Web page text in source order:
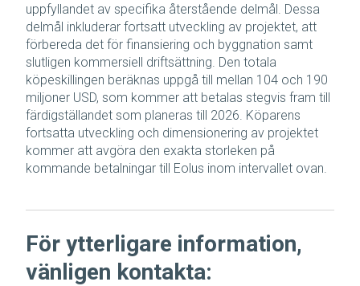
uppfyllandet av specifika återstående delmål. Dessa
delmål inkluderar fortsatt utveckling av projektet, att
förbereda det för finansiering och byggnation samt
slutligen kommersiell driftsättning. Den totala
köpeskillingen beräknas uppgå till mellan 104 och 190
miljoner USD, som kommer att betalas stegvis fram till
färdigställandet som planeras till 2026. Köparens
fortsatta utveckling och dimensionering av projektet
kommer att avgöra den exakta storleken på
kommande betalningar till Eolus inom intervallet ovan.
För ytterligare information,
vänligen kontakta: